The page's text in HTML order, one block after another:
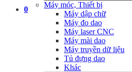
0
Máy móc, Thiết bị
Máy dập chữ
Máy đo dao
Máy laser CNC
Máy mài dao
Máy truyền dữ liệu
Tủ đựng dao
Khác